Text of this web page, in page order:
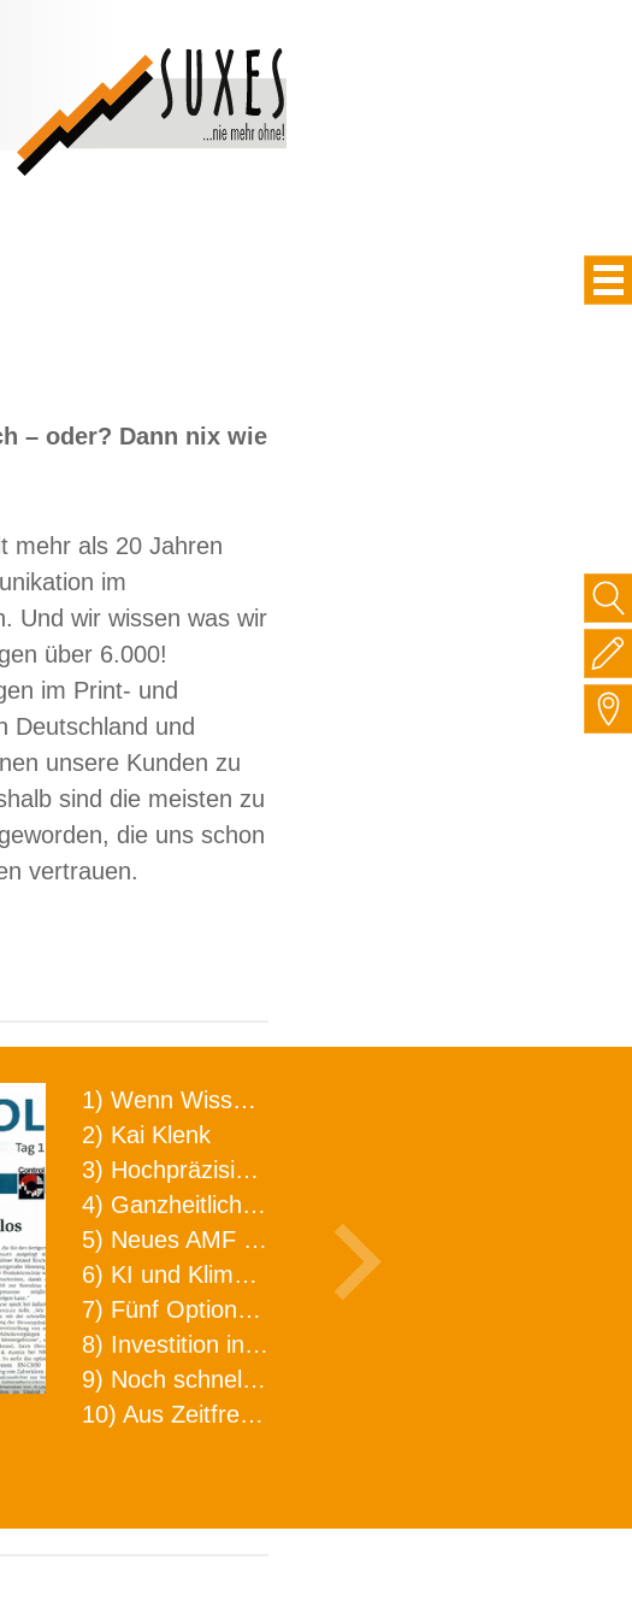
mehr als 20 Jahren
im
Und wir wissen was wir
über 6.000!
im Print- und
Deutschland und
unsere Kunden zu
sind die meisten zu
die uns schon
vertrauen.
1) Wenn Wissen geht, kann ARNO WERKZEUGE helfen
2) Kai Klenk
3) Hochpräzision in neuer Dimension
4) Ganzheitlicher Ansatz für mehr Effizienz und Produktivität in der Zerspanung
5) Neues AMF Logistikzentrum feierlich eröffnet
6) KI und Klimaschutz im Schaltanlagenbau
7) Fünf Optionen, wie man Zeitfresser in Effizienz umwandelt
8) Investition in Fellbach mit nachhaltiger Logistik und Lagerfläche
9) Noch schnellere Lieferung
10) Aus Zeitfressern wird Effizienz